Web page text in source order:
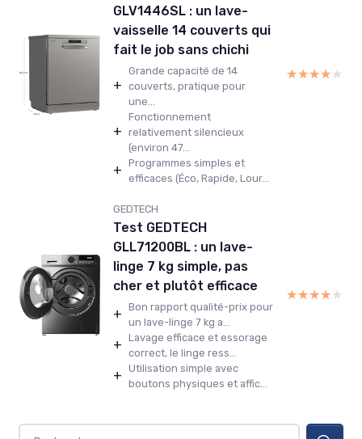
GLV1446SL : un lave-
vaisselle 14 couverts qui
fait le job sans chichi
+
Grande capacité de 14
couverts, pratique pour
une...
+
Fonctionnement
relativement silencieux
(environ 47...
+ Programmes simples et
efficaces (Éco, Rapide, Lour...
★★★★★
★★★★★
GEDTECH
Test GEDTECH
GLL71200BL : un lave-
linge 7 kg simple, pas
cher et plutôt efficace
+ Bon rapport qualité-prix pour
un lave-linge 7 kg a...
+ Lavage efficace et essorage
correct, le linge ress...
+ Utilisation simple avec
boutons physiques et affic...
★★★★★
★★★★★